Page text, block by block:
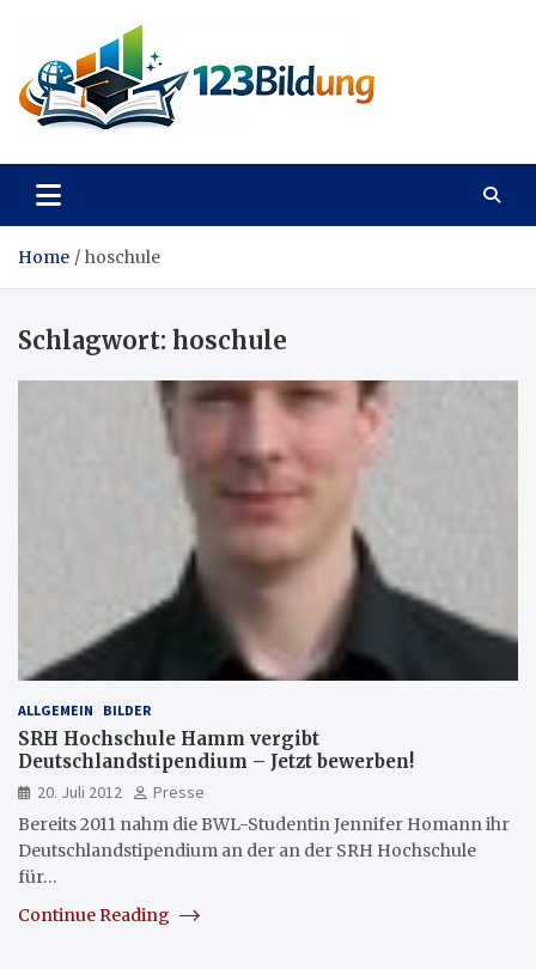
content
123Bildung
Home hoschule
Schlagwort: hoschule
ALLGEMEIN BILDER
SRH Hochschule Hamm vergibt
Deutschlandstipendium – Jetzt bewerben!
20. Juli 2012
Presse
Bereits 2011 nahm die BWL-Studentin Jennifer Homann ihr
Deutschlandstipendium an der an der SRH Hochschule
für…
Continue Reading